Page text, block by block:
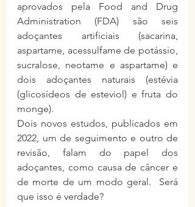
aprovados pela Food and Drug
Administration (FDA) são seis
adoçantes artificiais (sacarina,
aspartame, acessulfame de potássio,
sucralose, neotame e aspartame) e
dois adoçantes naturais (estévia
(glicosídeos de esteviol) e fruta do
monge).
Dois novos estudos, publicados em
2022, um de seguimento e outro de
revisão, falam do papel dos
adoçantes, como causa de câncer e
de morte de um modo geral.  Será
que isso é verdade?